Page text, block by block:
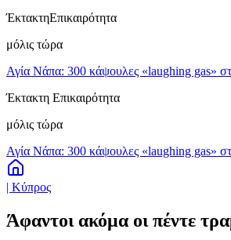
ΈκτακτηΕπικαιρότητα
μόλις τώρα
Αγία Νάπα: 300 κάψουλες «laughing gas»
Έκτακτη Επικαιρότητα
μόλις τώρα
Αγία Νάπα: 300 κάψουλες «laughing gas»
| Κύπρος
Άφαντοι ακόμα οι πέντε